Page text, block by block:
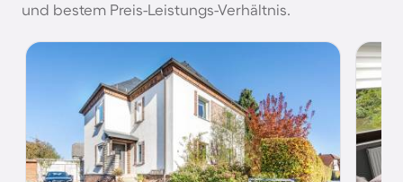
und bestem Preis-Leistungs-Verhältnis.